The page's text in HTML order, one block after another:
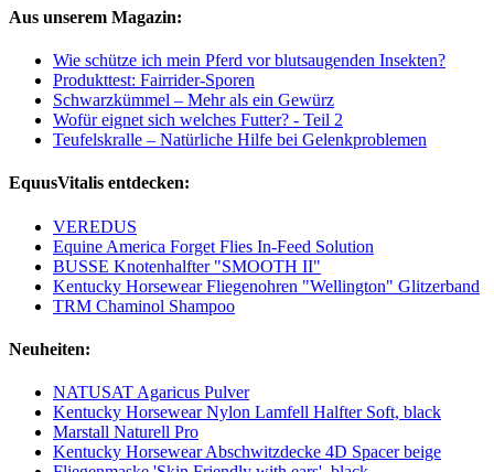
Aus unserem Magazin:
Wie schütze ich mein Pferd vor blutsaugenden Insekten?
Produkttest: Fairrider-Sporen
Schwarzkümmel – Mehr als ein Gewürz
Wofür eignet sich welches Futter? - Teil 2
Teufelskralle – Natürliche Hilfe bei Gelenkproblemen
EquusVitalis entdecken:
VEREDUS
Equine America Forget Flies In-Feed Solution
BUSSE Knotenhalfter "SMOOTH II"
Kentucky Horsewear Fliegenohren "Wellington" Glitzerband
TRM Chaminol Shampoo
Neuheiten:
NATUSAT Agaricus Pulver
Kentucky Horsewear Nylon Lamfell Halfter Soft, black
Marstall Naturell Pro
Kentucky Horsewear Abschwitzdecke 4D Spacer beige